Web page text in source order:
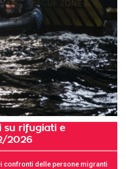
su rifugiati e
2026
confronti delle persone migranti